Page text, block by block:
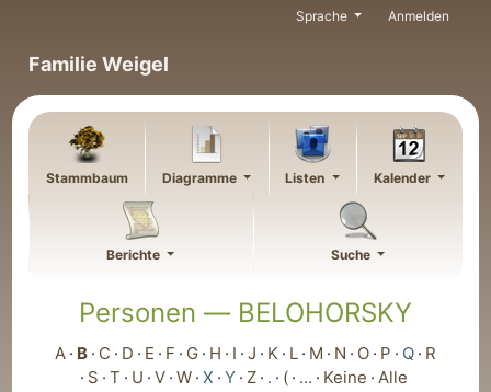
Familie Weigel
Sprache Anmelden
Stammbaum Diagramme Listen Kalender
Berichte Suche
Personen — BELOHORSKY
A B C D E F G H I J K L M N O P Q R
S T U V W X Y Z . ( … Keine Alle